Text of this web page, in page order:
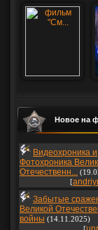
Новое на
Видеохроника и
Фотохроника
Отечественн...
[
Забытые
Великой
войны (14.11.2025)